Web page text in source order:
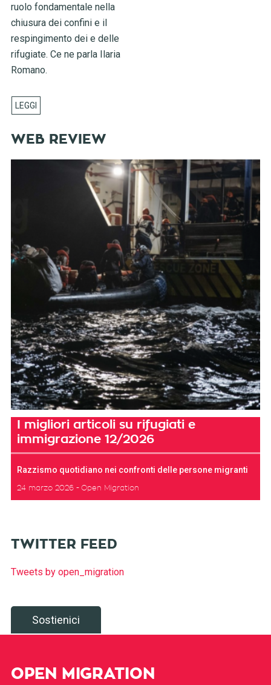
ruolo fondamentale nella
chiusura dei confini e il
respingimento dei e delle
rifugiate. Ce ne parla Ilaria
Romano.
WEB REVIEW
I migliori articoli su rifugiati e
immigrazione 12/2026
Razzismo quotidiano nei confronti delle persone migranti
24 marzo 2026 Open Migration
TWITTER FEED
Tweets by open_migration
Sostienici
OPEN MIGRATION